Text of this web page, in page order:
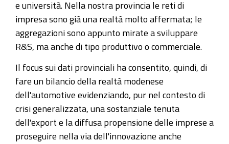
e università. Nella nostra provincia le reti di
impresa sono già una realtà molto affermata; le
aggregazioni sono appunto mirate a sviluppare
R&S, ma anche di tipo produttivo o commerciale.
Il focus sui dati provinciali ha consentito, quindi, di
fare un bilancio della realtà modenese
dell'automotive evidenziando, pur nel contesto di
crisi generalizzata, una sostanziale tenuta
dell'export e la diffusa propensione delle imprese a
proseguire nella via dell'innovazione anche